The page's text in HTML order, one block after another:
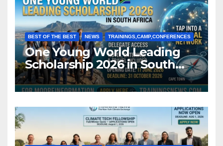
BEST OF THE BEST NEWS TRAININGS,CAMP,CONFERENCES
One Young World Leading
Scholarship 2026 in South
Africa (Fully Funded)